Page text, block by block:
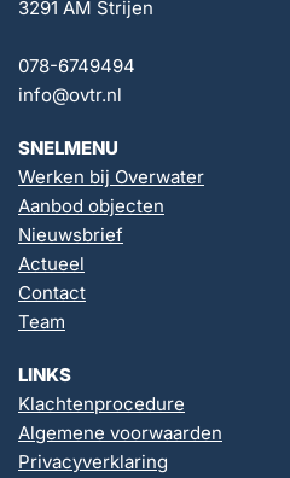
3291 AM Strijen
078-6749494
info@ovtr.nl
SNELMENU
Werken bij Overwater
Aanbod objecten
Nieuwsbrief
Actueel
Contact
Team
LINKS
Klachtenprocedure
Algemene voorwaarden
Privacyverklaring